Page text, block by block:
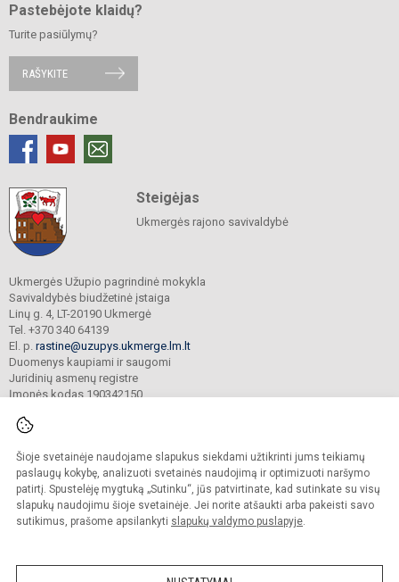
Šioje svetainėje naudojame slapukus siekdami užtikrinti jums teikiamų
paslaugų kokybę, analizuoti svetainės naudojimą ir optimizuoti naršymo
patirtį. Spustelėję mygtuką „Sutinku“, jūs patvirtinate, kad sutinkate su visų
slapukų naudojimu šioje svetainėje. Jei norite atšaukti arba pakeisti savo
sutikimus, prašome apsilankyti slapukų valdymo puslapyje.
Pastebėjote klaidų?
Turite pasiūlymų?
RAŠYKITE
Bendraukime
Steigėjas
Ukmergės rajono savivaldybė
Ukmergės Užupio pagrindinė mokykla
Savivaldybės biudžetinė įstaiga
Linų g. 4, LT-20190 Ukmergė
Tel. +370 340 64139
El. p. rastine@uzupys.ukmerge.lm.lt
Duomenys kaupiami ir saugomi
Juridinių asmenų registre
Įmonės kodas 190342150
© 2022. Ukmergės Užupio pagrindinė mokykla. Visos teisės saugomos.
Kopijuoti turinį be raštiško įstaigos administracijos sutikimo griežtai draudžiama.
Prieinamumo paraiška Slapukų valdymas
Sumanus būdas atnaujinti